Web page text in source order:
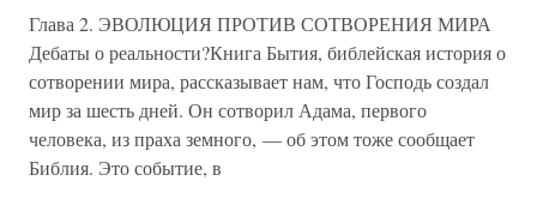
Глава 2. ЭВОЛЮЦИЯ ПРОТИВ СОТВОРЕНИЯ МИРА
Дебаты о реальности?Книга Бытия, библейская история о
сотворении мира, рассказывает нам, что Господь создал
мир за шесть дней. Он сотворил Адама, первого
человека, из праха земного, — об этом тоже сообщает
Библия. Это событие, в